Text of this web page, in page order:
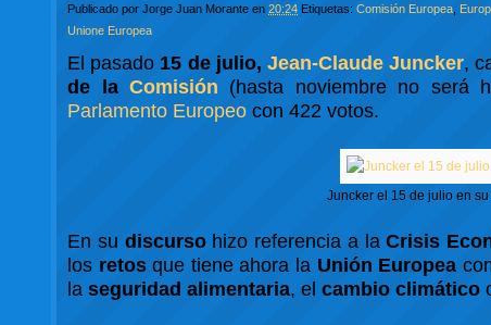
Publicado porJorge Juan Morante en20:24 Etiquetas:Comisión Europea
Unione Europea
El pasado 15 de julio, Jean-Claude Juncker,
de la Comisión (hasta noviembre no será
Parlamento Europeo con 422 votos.
Juncker el 15 de julio en
En su discursohizo referencia a laCrisis
los retosque tiene ahora la Unión Europea
laseguridad alimentaria, elcambio climático